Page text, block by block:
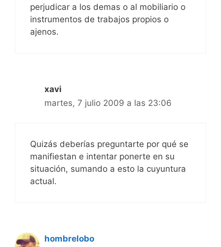
perjudicar a los demas o al mobiliario o
instrumentos de trabajos propios o
ajenos.
xavi
martes, 7 julio 2009 a las 23:06
Quizás deberías preguntarte por qué se
manifiestan e intentar ponerte en su
situación, sumando a esto la cuyuntura
actual.
hombrelobo